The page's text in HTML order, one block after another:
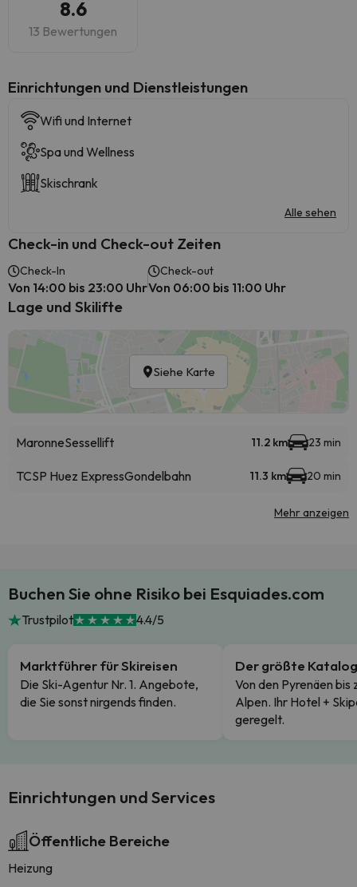
8.6
13 Bewertungen
​Einrichtungen und Dienstleistungen
Wifi und Internet
Spa und Wellness
Skischrank
Alle sehen
Check-in und Check-out Zeiten
Check-In
Von 14:00 bis 23:00 Uhr
Check-out
Von 06:00 bis 11:00 Uhr
Lage und Skilifte
Siehe Karte
MaronneSessellift 11.2 km 23 min
TCSP Huez ExpressGondelbahn 11.3 km 20 min
Mehr anzeigen
Buchen Sie ohne Risiko bei Esquiades.com
Trustpilot 4.4/5
Marktführer für Skireisen
Die Ski-Agentur Nr. 1. Angebote,
die Sie sonst nirgends finden.
Der größte Katalog
Von den Pyrenäen bis
Alpen. Ihr Hotel +
geregelt.
Einrichtungen und Services
Öffentliche Bereiche
Heizung